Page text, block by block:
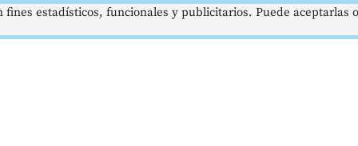
estadísticos, funcionales y publicitarios. Puede aceptarlas